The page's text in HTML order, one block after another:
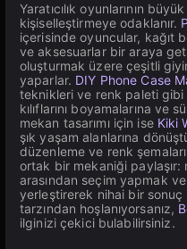
Yaratıcılık oyunlarının
kişiselleştirmeye odaklanır.
içerisinde oyuncular, kağıt
ve aksesuarlar bir araya
oluşturmak üzere çeşitli
yaparlar. DIY Phone Case
teknikleri ve renk paleti
kılıflarını boyamalarına ve
mekan tasarımı için ise Kiki
şık yaşam alanlarına
düzenleme ve renk
ortak bir mekaniği
arasından seçim yapmak
yerleştirerek nihai bir sonuç
tarzından hoşlanıyorsanız,
ilginizi çekici bulabilirsiniz.